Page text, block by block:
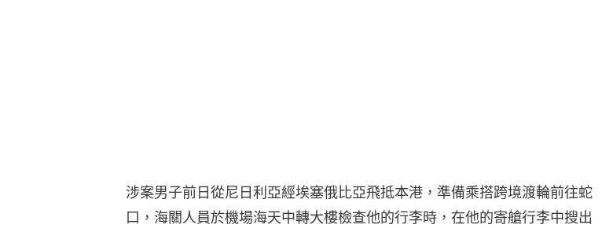
涉案男子前日從尼日利亞經埃塞俄比亞飛抵本港，準備乘搭跨境渡輪前往蛇
口，海關人員於機場海天中轉大樓檢查他的行李時，在他的寄艙行李中搜出